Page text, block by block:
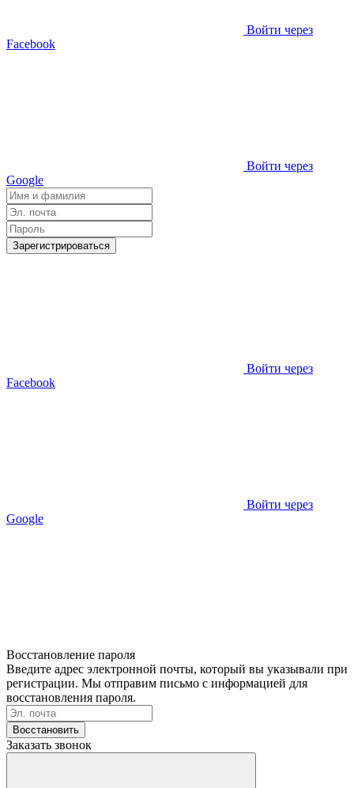
Войти через
Facebook
Войти через
Google
Зарегистрироваться
Войти через
Facebook
Войти через
Google
Восстановление пароля
Введите адрес электронной почты, который вы указывали при
регистрации. Мы отправим письмо с информацией для
восстановления пароля.
Восстановить
Заказать звонок